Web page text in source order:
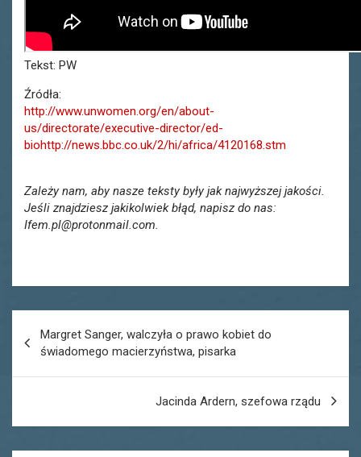
Tekst: PW
Źródła:
http://www.unwomen.org/en/about-
us/directorate/executive-director/ed-
biohttp://news.bbc.co.uk/2/hi/africa/4120168.stm
Zależy nam, aby nasze teksty były jak najwyższej jakości.
Jeśli znajdziesz jakikolwiek błąd, napisz do nas:
Ifem.pl@protonmail.com.
wpisu
Margret Sanger, walczyła o prawo kobiet do
świadomego macierzyństwa, pisarka
Jacinda Ardern, szefowa rządu